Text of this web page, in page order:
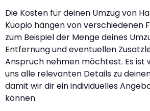
Die Kosten für deinen Umzug von
Kuopio hängen von verschiedenen
zum Beispiel der Menge deines
Entfernung und eventuellen
Anspruch nehmen möchtest. Es ist
uns alle relevanten Details zu
damit wir dir ein individuelles
können.